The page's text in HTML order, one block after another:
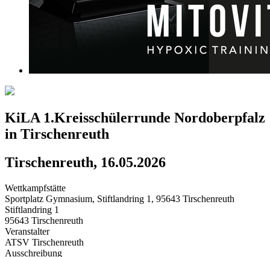
KiLA 1.Kreisschülerrunde Nordoberpfalz
in Tirschenreuth
Tirschenreuth, 16.05.2026
Wettkampfstätte
Sportplatz Gymnasium, Stiftlandring 1, 95643 Tirschenreuth
Stiftlandring 1
95643 Tirschenreuth
Veranstalter
ATSV Tirschenreuth
Ausschreibung